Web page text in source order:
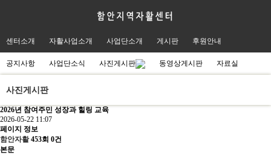
센터소개 자활사업소개 사업단소개 게시판 후원안내
공지사항 사업단소식 사진게시판 동영상게시판 자료실
사진게시판
2026년 참여주민 성장과 힐링 교육
2026-05-22 11:07
페이지 정보
함안자활 453회 0건
본문